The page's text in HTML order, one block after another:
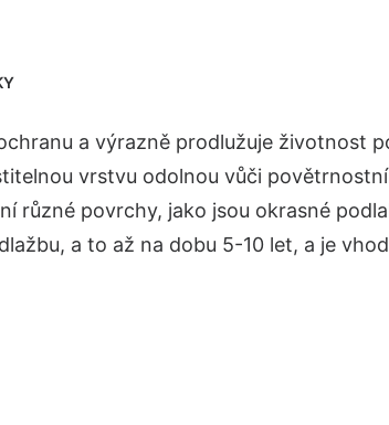
a výrazně prodlužuje životnost
vrstvu odolnou vůči
různé povrchy, jako jsou okrasné
a to až na dobu 5-10 let, a je